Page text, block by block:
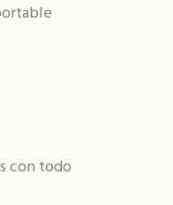
con todo